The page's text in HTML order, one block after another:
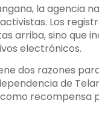
la agencia
Los
arriba, sino que
electrónicos.
dos razones
de
recompensa